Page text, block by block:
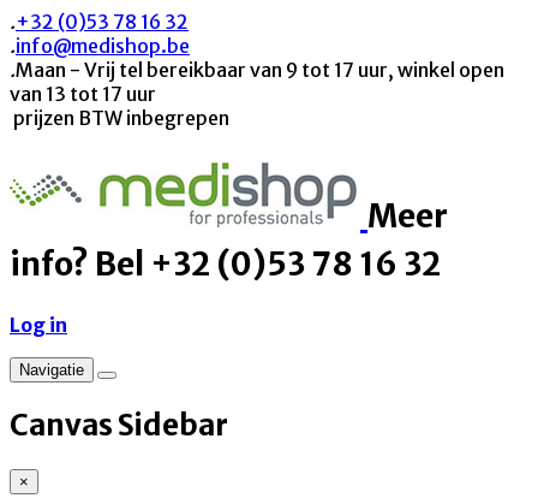
.+32 (0)53 78 16 32
.info@medishop.be
.Maan - Vrij tel bereikbaar van 9 tot 17 uur, winkel open
van 13 tot 17 uur
prijzen BTW inbegrepen
Meer
info? Bel +32 (0)53 78 16 32
Log in
Navigatie
Canvas Sidebar
×